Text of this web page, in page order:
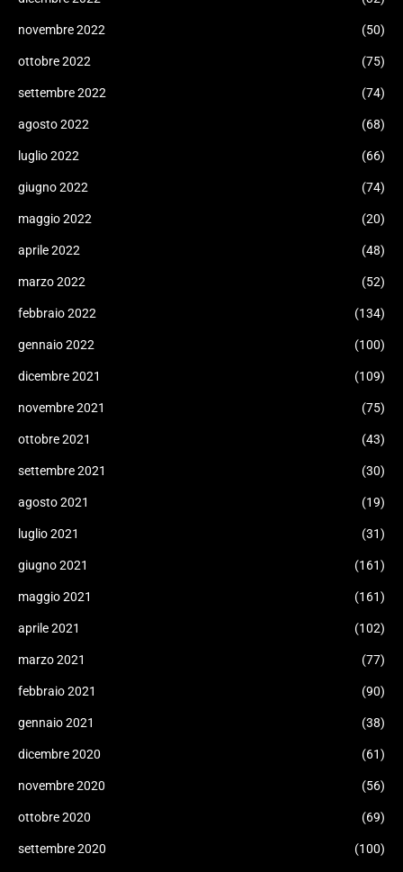
novembre 2022 (50)
ottobre 2022 (75)
settembre 2022 (74)
agosto 2022 (68)
luglio 2022 (66)
giugno 2022 (74)
maggio 2022 (20)
aprile 2022 (48)
marzo 2022 (52)
febbraio 2022 (134)
gennaio 2022 (100)
dicembre 2021 (109)
novembre 2021 (75)
ottobre 2021 (43)
settembre 2021 (30)
agosto 2021 (19)
luglio 2021 (31)
giugno 2021 (161)
maggio 2021 (161)
aprile 2021 (102)
marzo 2021 (77)
febbraio 2021 (90)
gennaio 2021 (38)
dicembre 2020 (61)
novembre 2020 (56)
ottobre 2020 (69)
settembre 2020 (100)